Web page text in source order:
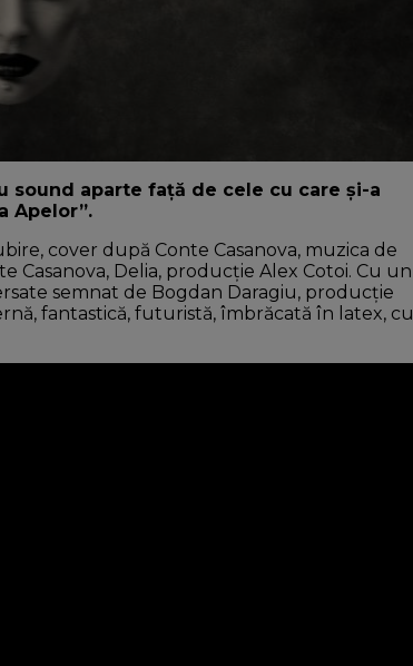
sound aparte față de cele cu care și-a
Apelor”.
cover după Conte Casanova, muzica de
Casanova, Delia, producție Alex Cotoi. Cu un
semnat de Bogdan Daragiu, producție
fantastică, futuristă, îmbrăcată în latex, cu